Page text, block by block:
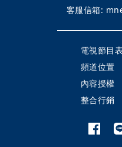
客服信箱:
電視節目
頻道位置
內容授權
整合行銷